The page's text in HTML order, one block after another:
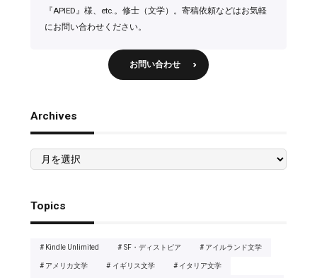
『APIED』様、etc.。修士（文学）。寄稿依頼などはお気軽
にお問い合わせください。
お問い合わせ
Archives
Archives
Topics
Kindle Unlimited SF・ディストピア アイルランド文学
アメリカ文学 イギリス文学 イタリア文学